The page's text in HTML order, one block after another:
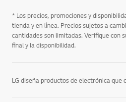
* Los precios, promociones y
tienda y en línea. Precios sujetos a
cantidades son limitadas. Verifique con
final y la disponibilidad.